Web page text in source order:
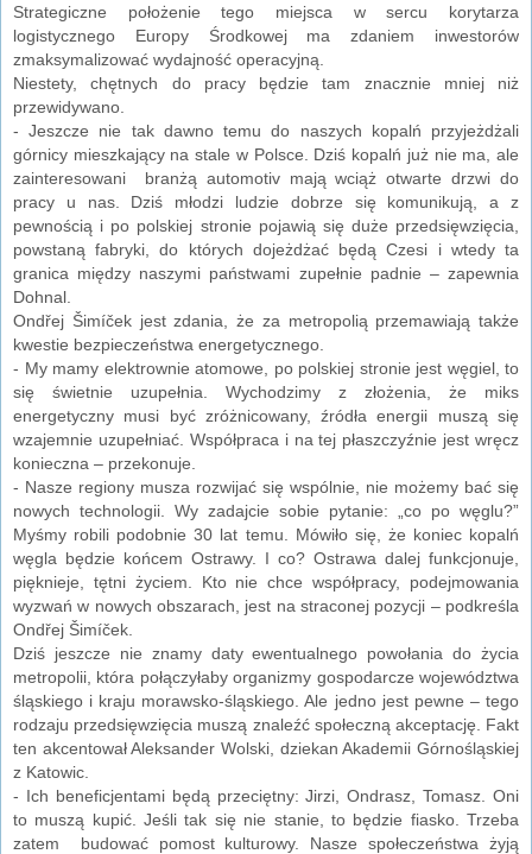
Strategiczne położenie tego miejsca w sercu korytarza
logistycznego Europy Środkowej ma zdaniem inwestorów
zmaksymalizować wydajność operacyjną.
Niestety, chętnych do pracy będzie tam znacznie mniej niż
przewidywano.
- Jeszcze nie tak dawno temu do naszych kopalń przyjeżdżali
górnicy mieszkający na stale w Polsce. Dziś kopalń już nie ma, ale
zainteresowani branżą automotiv mają wciąż otwarte drzwi do
pracy u nas. Dziś młodzi ludzie dobrze się komunikują, a z
pewnością i po polskiej stronie pojawią się duże przedsięwzięcia,
powstaną fabryki, do których dojeżdżać będą Czesi i wtedy ta
granica między naszymi państwami zupełnie padnie – zapewnia
Dohnal.
Ondřej Šimíček jest zdania, że za metropolią przemawiają także
kwestie bezpieczeństwa energetycznego.
- My mamy elektrownie atomowe, po polskiej stronie jest węgiel, to
się świetnie uzupełnia. Wychodzimy z złożenia, że miks
energetyczny musi być zróżnicowany, źródła energii muszą się
wzajemnie uzupełniać. Współpraca i na tej płaszczyźnie jest wręcz
konieczna – przekonuje.
- Nasze regiony musza rozwijać się wspólnie, nie możemy bać się
nowych technologii. Wy zadajcie sobie pytanie: „co po węglu?”
Myśmy robili podobnie 30 lat temu. Mówiło się, że koniec kopalń
węgla będzie końcem Ostrawy. I co? Ostrawa dalej funkcjonuje,
pięknieje, tętni życiem. Kto nie chce współpracy, podejmowania
wyzwań w nowych obszarach, jest na straconej pozycji – podkreśla
Ondřej Šimíček.
Dziś jeszcze nie znamy daty ewentualnego powołania do życia
metropolii, która połączyłaby organizmy gospodarcze województwa
śląskiego i kraju morawsko-śląskiego. Ale jedno jest pewne – tego
rodzaju przedsięwzięcia muszą znaleźć społeczną akceptację. Fakt
ten akcentował Aleksander Wolski, dziekan Akademii Górnośląskiej
z Katowic.
- Ich beneficjentami będą przeciętny: Jirzi, Ondrasz, Tomasz. Oni
to muszą kupić. Jeśli tak się nie stanie, to będzie fiasko. Trzeba
zatem budować pomost kulturowy. Nasze społeczeństwa żyją